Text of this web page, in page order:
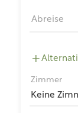
Abreise
Zimmer